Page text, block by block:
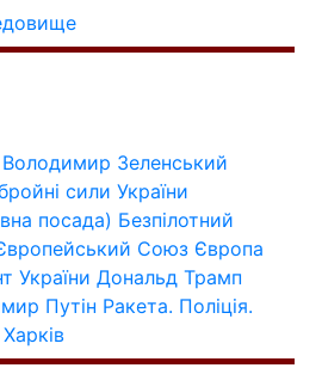
Володимир Зеленський
сили України
посада) Безпілотний
Союз Європа
України Дональд Трамп
Путін Ракета. Поліція.
Харків